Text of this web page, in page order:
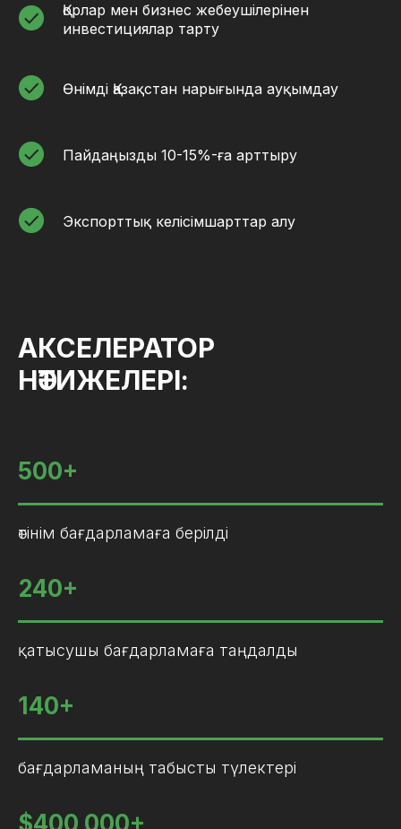
Қорлар мен бизнес жебеушілерінен
инвестициялар тарту
Өнімді Қазақстан нарығында ауқымдау
Пайдаңызды 10-15%-ға арттыру
Экспорттық келісімшарттар алу
АКСЕЛЕРАТОР
НӘТИЖЕЛЕРІ:
500+
өтінім бағдарламаға берілді
240+
қатысушы бағдарламаға таңдалды
140+
бағдарламаның табысты түлектері
$400 000+